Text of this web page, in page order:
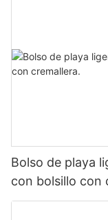
Bolso de playa
con bolsillo con